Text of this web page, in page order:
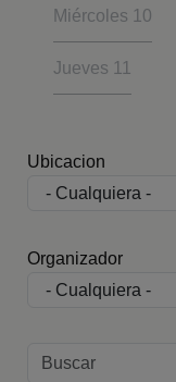
Miércoles 10
Jueves 11
Ubicacion
Organizador